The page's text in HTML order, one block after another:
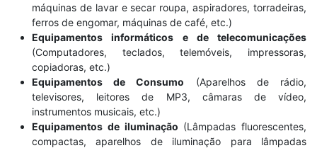
máquinas de lavar e secar roupa, aspiradores, torradeiras,
ferros de engomar, máquinas de café, etc.)
Equipamentos informáticos e de telecomunicações
(Computadores, teclados, telemóveis, impressoras,
copiadoras, etc.)
Equipamentos de Consumo (Aparelhos de rádio,
televisores, leitores de MP3, câmaras de vídeo,
instrumentos musicais, etc.)
Equipamentos de iluminação (Lâmpadas fluorescentes,
compactas, aparelhos de iluminação para lâmpadas